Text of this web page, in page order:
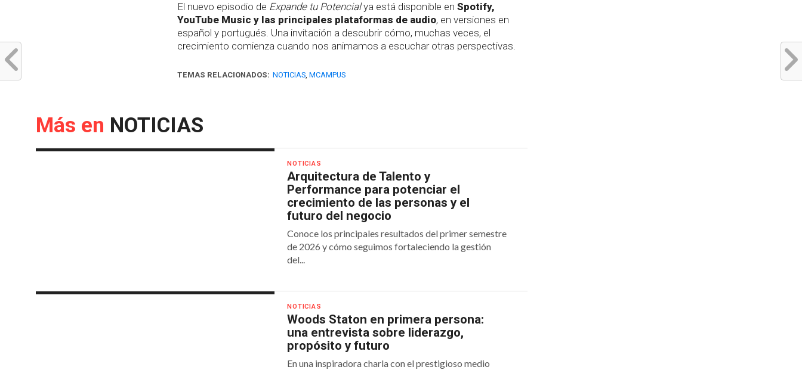
El nuevo episodio de Expande tu Potencialya está disponible enSpotify,
YouTube Music y las principales plataformas de audio, en versiones en
español y portugués. Una invitación a descubrir cómo, muchas veces, el
crecimiento comienza cuando nos animamos a escuchar otras perspectivas.
TEMAS RELACIONADOS: NOTICIAS,MCAMPUS
Más en NOTICIAS
NOTICIAS
Arquitectura de Talento y
Performance para potenciar el
crecimiento de las personas y el
futuro del negocio
Conoce los principales resultados del primer semestre
de 2026 y cómo seguimos fortaleciendo la gestión
del...
NOTICIAS
Woods Staton en primera persona:
una entrevista sobre liderazgo,
propósito y futuro
En una inspiradora charla con el prestigioso medio